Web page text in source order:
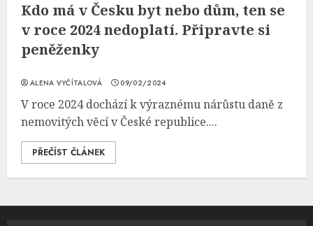
Kdo má v Česku byt nebo dům, ten se
v roce 2024 nedoplatí. Připravte si
peněženky
ALENA VYČÍTALOVÁ 09/02/2024
V roce 2024 dochází k výraznému nárůstu daně z
nemovitých věcí v České republice....
PŘEČÍST ČLÁNEK